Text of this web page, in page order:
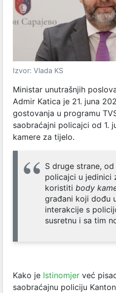
Izvor: Vlada KS
Ministar unutrašnjih
Admir Katica je 21. juna
gostovanja u programu
saobraćajni policajci od 1.
kamere za tijelo.
S druge strane,
policajci u jedinici
koristiti body
građani koji dođu
interakcije s
susretnu i sa tim
Kako je Istinomjer već
saobraćajnu policiju